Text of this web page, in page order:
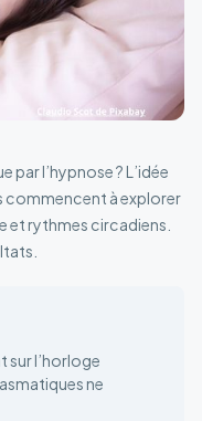
l’hypnose ? L’idée
commencent à explorer
et rythmes circadiens.
sur l’horloge
ne